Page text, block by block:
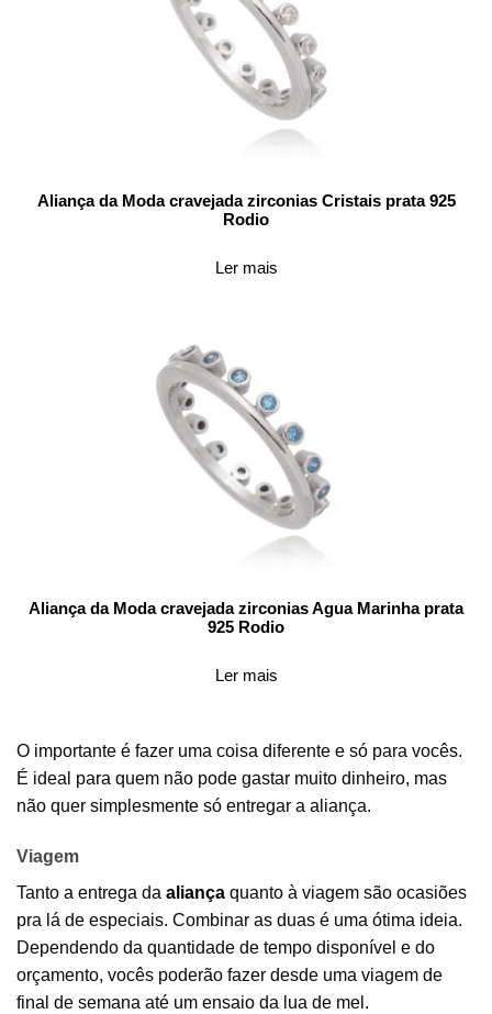
Aliança da Moda cravejada zirconias Cristais prata 925
Rodio
Ler mais
Aliança da Moda cravejada zirconias Agua Marinha prata
925 Rodio
Ler mais
O importante é fazer uma coisa diferente e só para vocês.
É ideal para quem não pode gastar muito dinheiro, mas
não quer simplesmente só entregar a aliança.
Viagem
Tanto a entrega da aliança quanto à viagem são ocasiões
pra lá de especiais. Combinar as duas é uma ótima ideia.
Dependendo da quantidade de tempo disponível e do
orçamento, vocês poderão fazer desde uma viagem de
final de semana até um ensaio da lua de mel.